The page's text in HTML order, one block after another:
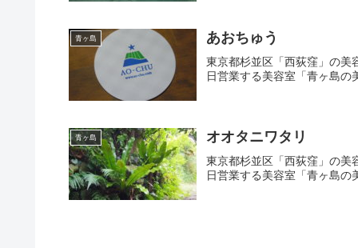
青ヶ島 あおちゅう
東京都杉並区「西荻窪」の美
日営業する美容室「青ヶ島の
青ヶ島 オオタニワタリ
東京都杉並区「西荻窪」の美
日営業する美容室「青ヶ島の